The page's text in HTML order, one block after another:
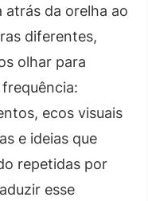
atrás da orelha ao
diferentes,
olhar para
ecos visuais
e ideias que
repetidas por
esse